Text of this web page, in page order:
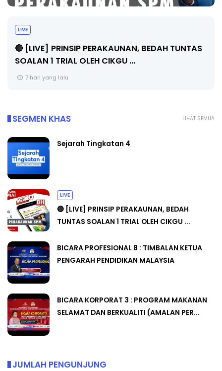
BICARA PROFESIONAL 8 : TIMBALAN KETUA
PENGARAH PENDIDIKAN MALAYSIA
9 hari yang lalu
LIHAT SEMUA
SEGMEN KHAS
Sejarah Tingkatan 4
LIVE
🔴 [LIVE] PRINSIP PERAKAUNAN, BEDAH
TUNTAS SOALAN 1 TRIAL OLEH CIKGU ...
BICARA PROFESIONAL 8 : TIMBALAN KETUA
PENGARAH PENDIDIKAN MALAYSIA
BICARA KORPORAT 3 : PROGRAM MAKANAN
SELAMAT DAN BERKUALITI (AMALAN PER...
JUMLAH PENGUNJUNG